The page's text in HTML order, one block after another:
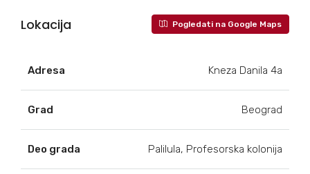
Lokacija Pogledati na Google Maps
Adresa Kneza Danila 4a
Grad Beograd
Deo grada Palilula, Profesorska kolonija